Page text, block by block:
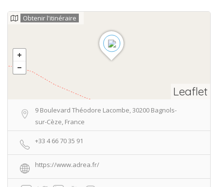
Leaflet
Obtenir l'itinéraire
9 Boulevard Théodore Lacombe, 30200 Bagnols-
sur-Cèze, France
+33 4 66 70 35 91
https://www.adrea.fr/